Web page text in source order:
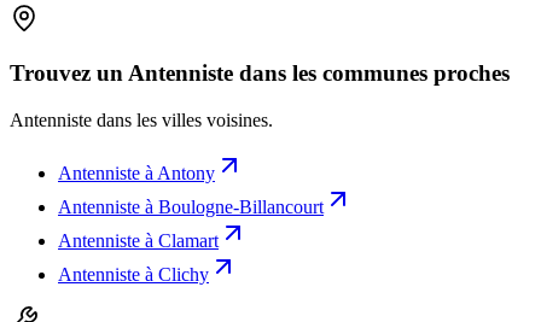
Trouvez un Antenniste dans les communes proches
Antenniste dans les villes voisines.
Antenniste à Antony
Antenniste à Boulogne-Billancourt
Antenniste à Clamart
Antenniste à Clichy